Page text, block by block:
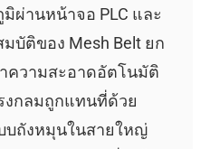
านหน้าจอ PLC และ
บัติของ Mesh Belt ยก
ความสะอาดอัตโนมัติ
งกลมถูกแทนที่ด้วย
บถังหมุนในสายใหญ่